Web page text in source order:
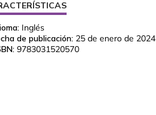
Inglés
de publicación: 25 de enero de 2024
9783031520570